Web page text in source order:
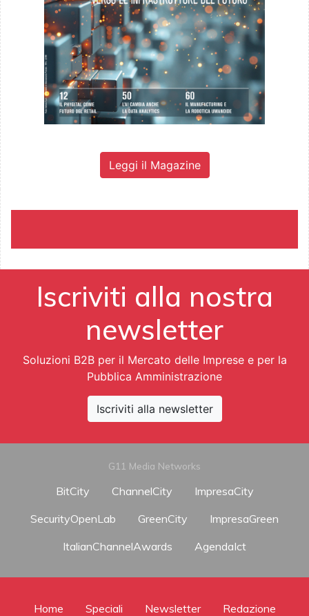
Leggi il Magazine
Iscriviti alla nostra
newsletter
Soluzioni B2B per il Mercato delle Imprese e per la
Pubblica Amministrazione
Iscriviti alla newsletter
G11 Media Networks
BitCity ChannelCity
ImpresaCity
SecurityOpenLab
GreenCity
ImpresaGreen
ItalianChannelAwards
AgendaIct
Home Speciali Newsletter Redazione